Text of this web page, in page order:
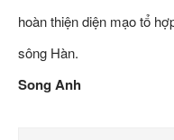
hoàn thiện diện mạo tổ
sông Hàn.
Song Anh